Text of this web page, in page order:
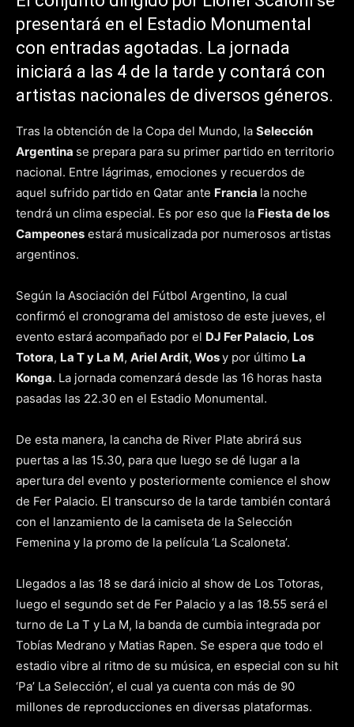
presentará en el Estadio Monumental
con entradas agotadas. La jornada
iniciará a las 4 de la tarde y contará con
artistas nacionales de diversos géneros.
Tras la obtención de la Copa del Mundo, la Selección
Argentina se prepara para su primer partido en territorio
nacional. Entre lágrimas, emociones y recuerdos de
aquel sufrido partido en Qatar ante Francia la noche
tendrá un clima especial. Es por eso que la Fiesta de los
Campeones estará musicalizada por numerosos artistas
argentinos.
Según la Asociación del Fútbol Argentino, la cual
confirmó el cronograma del amistoso de este jueves, el
evento estará acompañado por el DJ Fer Palacio, Los
Totora, La T y La M, Ariel Ardit, Wosy por último La
Konga. La jornada comenzará desde las 16 horas hasta
pasadas las 22.30 en el Estadio Monumental.
De esta manera, la cancha de River Plate abrirá sus
puertas a las 15.30, para que luego se dé lugar a la
apertura del evento y posteriormente comience el show
de Fer Palacio. El transcurso de la tarde también contará
con el lanzamiento de la camiseta de la Selección
Femenina y la promo de la película ‘La Scaloneta’.
Llegados a las 18 se dará inicio al show de Los Totoras,
luego el segundo set de Fer Palacio y a las 18.55 será el
turno de La T y La M, la banda de cumbia integrada por
Tobías Medrano y Matias Rapen. Se espera que todo el
estadio vibre al ritmo de su música, en especial con su hit
‘Pa’ La Selección’, el cual ya cuenta con más de 90
millones de reproducciones en diversas plataformas.